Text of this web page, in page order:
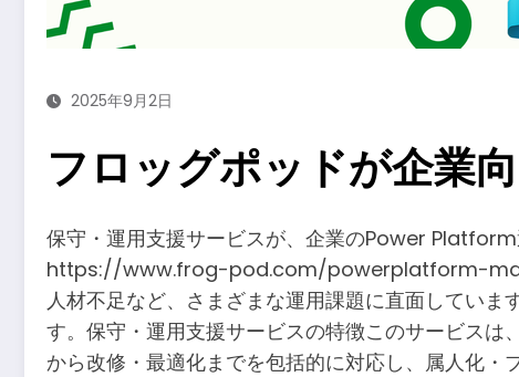
2025年9月2日
フロッグポッドが企業
保守・運用支援サービスが、企業のPower Platform
https://www.frog-pod.com/powerplatform-
人材不足など、さまざまな運用課題に直面してい
す。保守・運用支援サービスの特徴このサービス
から改修・最適化までを包括的に対応し、属人化